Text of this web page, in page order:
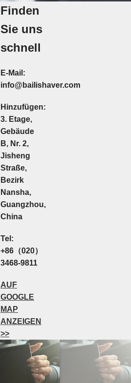
Finden
Sie uns
schnell
E-Mail:
info@bailishaver.com
Hinzufügen:
3. Etage,
Gebäude
B, Nr. 2,
Jisheng
Straße,
Bezirk
Nansha,
Guangzhou,
China
Tel:
+86（020）
3468-9811
AUF
GOOGLE
MAP
ANZEIGEN
>>